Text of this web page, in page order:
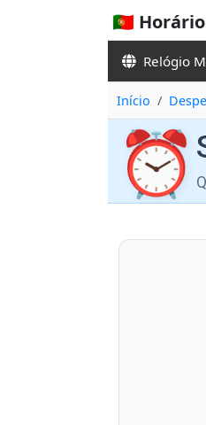
🇵🇹
Relógio
Início
⏰